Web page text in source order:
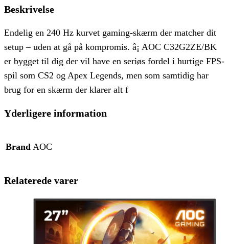
Beskrivelse
Endelig en 240 Hz kurvet gaming-skærm der matcher dit
setup – uden at gå på kompromis. â¡ AOC C32G2ZE/BK
er bygget til dig der vil have en seriøs fordel i hurtige FPS-
spil som CS2 og Apex Legends, men som samtidig har
brug for en skærm der klarer alt f
Yderligere information
Brand AOC
Relaterede varer